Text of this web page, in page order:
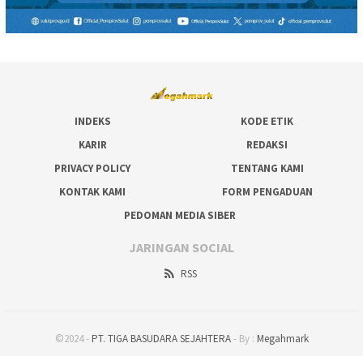
INDEKS
KODE ETIK
KARIR
REDAKSI
PRIVACY POLICY
TENTANG KAMI
KONTAK KAMI
FORM PENGADUAN
PEDOMAN MEDIA SIBER
JARINGAN SOCIAL
RSS
©2024 - PT. TIGA BASUDARA SEJAHTERA- By : Megahmark